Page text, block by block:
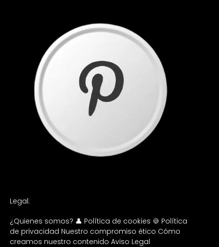
Legal:
¿Quienes somos? 👤 Política de cookies 🍪 Política
de privacidad Nuestro compromiso ético Cómo
creamos nuestro contenido Aviso Legal